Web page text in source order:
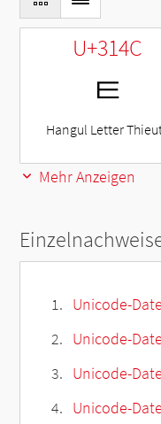
U+314C
ㅌ
Hangul Letter
Mehr Anzeigen
Unicode-
Unicode-
Unicode-
Unicode-